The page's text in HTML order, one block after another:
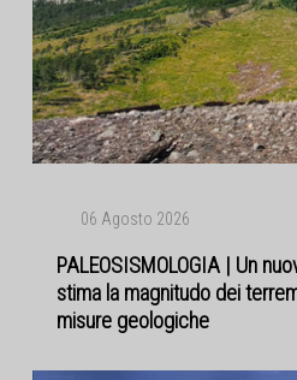
06 Agosto 2026
PALEOSISMOLOGIA | Un
stima la magnitudo dei
misure geologiche